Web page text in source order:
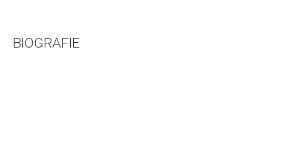
BIOGRAFIE